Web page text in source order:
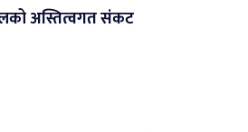
अस्तित्वगत संकट